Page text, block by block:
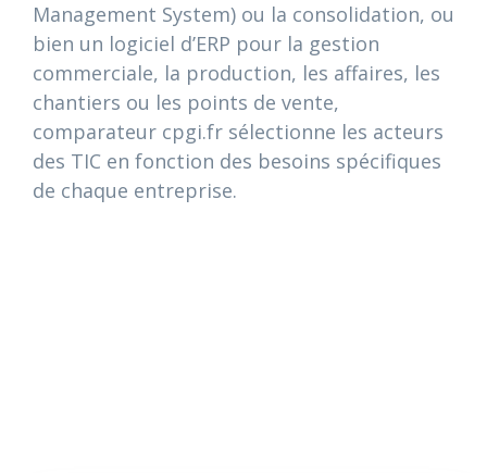
Management System) ou la consolidation, ou
bien un logiciel d’ERP pour la gestion
commerciale, la production, les affaires, les
chantiers ou les points de vente,
comparateur cpgi.fr sélectionne les acteurs
des TIC en fonction des besoins spécifiques
de chaque entreprise.